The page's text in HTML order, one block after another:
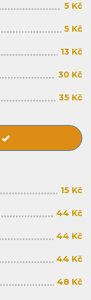
5 Kč
5 Kč
13 Kč
30 Kč
35 Kč
15 Kč
44 Kč
44 Kč
44 Kč
48 Kč